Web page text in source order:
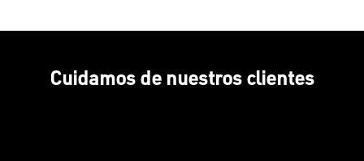
Cuidamos de nuestros clientes